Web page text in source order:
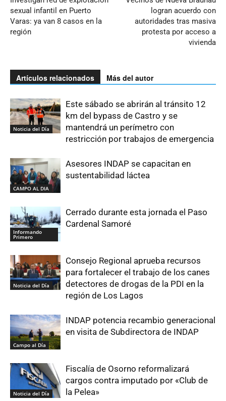
sexual infantil en Puerto
Varas: ya van 8 casos en la
región
logran acuerdo con
autoridades tras masiva
protesta por acceso a
vivienda
Artículos relacionados Más del autor
Noticia del Día
Este sábado se abrirán al tránsito 12
km del bypass de Castro y se
mantendrá un perímetro con
restricción por trabajos de emergencia
CAMPO AL DIA
Asesores INDAP se capacitan en
sustentabilidad láctea
Informando
Primero
Cerrado durante esta jornada el Paso
Cardenal Samoré
Noticia del Día
Consejo Regional aprueba recursos
para fortalecer el trabajo de los canes
detectores de drogas de la PDI en la
región de Los Lagos
Campo al Día
INDAP potencia recambio generacional
en visita de Subdirectora de INDAP
Noticia del Día
Fiscalía de Osorno reformalizará
cargos contra imputado por «Club de
la Pelea»